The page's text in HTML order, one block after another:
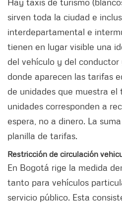
sirven toda la ciudad e
interdepartamental e
tienen en lugar visible una
del vehículo y del
donde aparecen las tarifas
de unidades que muestra el
unidades corresponden a
espera, no a dinero. La
planilla de tarifas.
Restricción de circulación
En Bogotá rige la medida
tanto para vehículos
servicio público. Esta